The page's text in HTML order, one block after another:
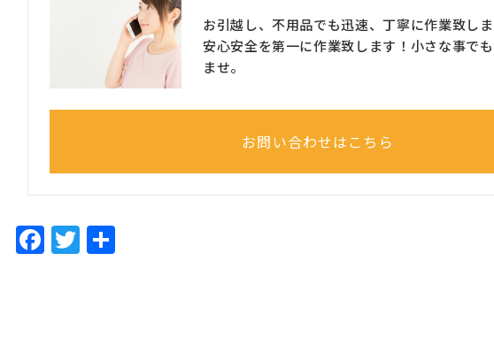
お引越し、不用品でも迅速、丁寧に作業致しま
安心安全を第一に作業致します！小さな事で
ませ。
お問い合わせはこちら
F T